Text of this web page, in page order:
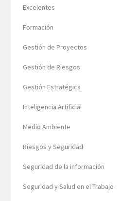
Excelentes
Formación
Gestión de Proyectos
Gestión de Riesgos
Gestión Estratégica
Inteligencia Artificial
Medio Ambiente
Riesgos y Seguridad
Seguridad de la información
Seguridad y Salud en el Trabajo